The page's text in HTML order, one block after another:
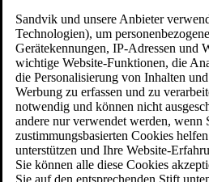
Sandvik und unsere Anbieter
Technologien), um
Gerätekennungen, IP-Adressen und
wichtige Website-Funktionen, die
die Personalisierung von Inhalten
Werbung zu erfassen und zu
notwendig und können nicht
andere nur verwendet werden, wenn
zustimmungsbasierten Cookies
unterstützen und Ihre Website-
Sie können alle diese Cookies
Sie auf den entsprechenden Stift